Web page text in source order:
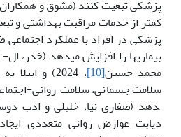
کمتر از خدمات مراقبت بهداشتی و
پزشکی در افراد با عملکرد اجتماعی
بیماری­ها را افزایش می­دهد (خدر،
محمد حسین[10]
، 2024) و
سلامت جسمانی، سلامت روانی-
دیابت عوارض روانی متعددی